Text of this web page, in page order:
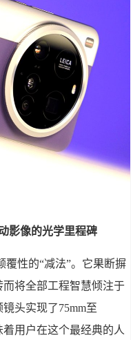
影像的光学里程碑
覆性的“减法”。它果断摒
将全部工程智慧倾注于
头实现了75mm至
用户在这个最经典的人